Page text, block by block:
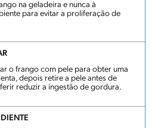
na geladeira e nunca à
para evitar a proliferação de
o frango com pele para obter uma
depois retire a pele antes de
reduzir a ingestão de gordura.